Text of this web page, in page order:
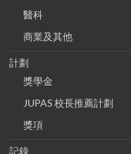
醫科
商業及其他
計劃
獎學金
JUPAS 校長推薦計劃
獎項
記錄